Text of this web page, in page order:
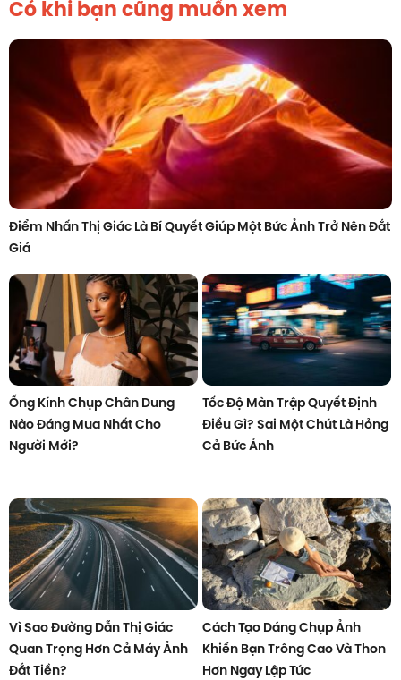
Có khi bạn cũng muốn xem
Điểm Nhấn Thị Giác Là Bí Quyết Giúp Một Bức Ảnh Trở Nên Đắt
Giá
Ống Kính Chụp Chân Dung
Nào Đáng Mua Nhất Cho
Người Mới?
Tốc Độ Màn Trập Quyết Định
Điều Gì? Sai Một Chút Là Hỏng
Cả Bức Ảnh
Vì Sao Đường Dẫn Thị Giác
Quan Trọng Hơn Cả Máy Ảnh
Đắt Tiền?
Cách Tạo Dáng Chụp Ảnh
Khiến Bạn Trông Cao Và Thon
Hơn Ngay Lập Tức